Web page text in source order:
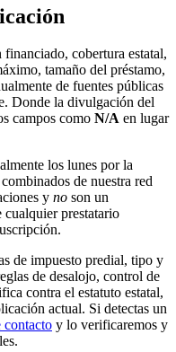
cobertura estatal,
tamaño del préstamo,
de fuentes públicas
Donde la divulgación del
campos como N/A en lugar
los lunes por la
de nuestra red
y no son un
cualquier prestatario
de impuesto predial, tipo y
de desalojo, control de
contra el estatuto estatal,
actual. Si detectas un
contacto y lo verificaremos y